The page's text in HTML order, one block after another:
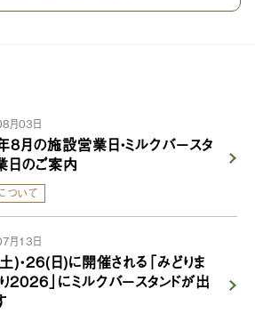
月03日
月の施設営業日・ミルクバースタ
日のご案内
ついて
月13日
・26(日)に開催される「みどりま
2026」にミルクバースタンドが出